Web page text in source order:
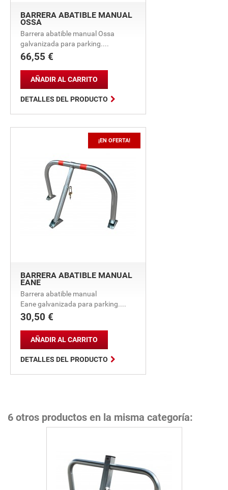
BARRERA ABATIBLE MANUAL
OSSA
Barrera abatible manual Ossa
galvanizada para parking....
Precio
66,55 €

AÑADIR AL CARRITO
DETALLES DEL PRODUCTO
BARRERA ABATIBLE MANUAL
EANE
Barrera abatible manual
Eane galvanizada para parking....
Precio
30,50 €

AÑADIR AL CARRITO
DETALLES DEL PRODUCTO
¡EN OFERTA!
6 otros productos en la misma categoría: